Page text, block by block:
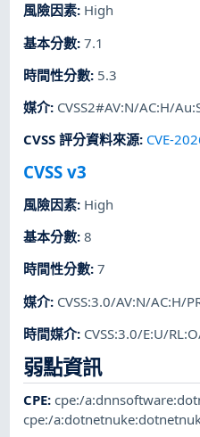
風險因素: High
基本分數:7.1
時間性分數: 5.3
媒介: CVSS2#AV:N/AC:H/
CVSS 評分資料來源: CVE-
CVSS v3
風險因素: High
基本分數:8
時間性分數:7
媒介: CVSS:3.0/AV:N/AC:H/
時間媒介: CVSS:3.0/E:U/
弱點資訊
CPE:cpe:/
cpe:/